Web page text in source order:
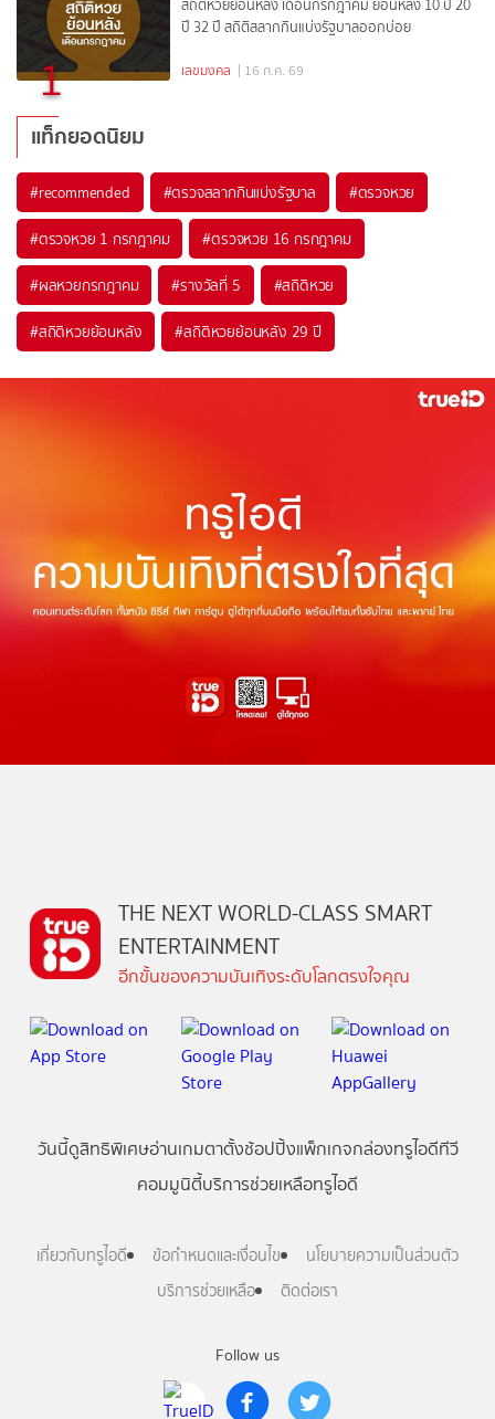
1
สถิติหวยย้อนหลัง เดือนกรกฎาคม ย้อนหลัง 10 ปี 20
ปี 32 ปี สถิติสลากกินแบ่งรัฐบาลออกบ่อย
เลขมงคล | 16 ก.ค. 69
แท็กยอดนิยม
#recommended #ตรวจสลากกินแบ่งรัฐบาล #ตรวจหวย
#ตรวจหวย 1 กรกฎาคม #ตรวจหวย 16 กรกฎาคม
#ผลหวยกรกฎาคม #รางวัลที่ 5 #สถิติหวย
#สถิติหวยย้อนหลัง #สถิติหวยย้อนหลัง 29 ปี
Follow us
THE NEXT WORLD-CLASS SMART
ENTERTAINMENT
อีกขั้นของความบันเทิงระดับโลกตรงใจคุณ
วันนี้ดูสิทธิพิเศษอ่านเกมตาตั้งช้อปปิ้งแพ็กเกจกล่องทรูไอดีทีวี
คอมมูนิตี้บริการช่วยเหลือทรูไอดี
เกี่ยวกับทรูไอดี ข้อกำหนดและเงื่อนไข
นโยบายความเป็นส่วนตัว
บริการช่วยเหลือ
ติดต่อเรา